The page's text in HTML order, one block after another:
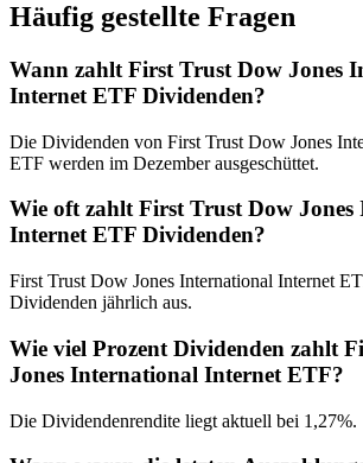
Häufig gestellte Fragen
Wann zahlt First Trust Dow Jones
Internet ETF Dividenden?
Die Dividenden von First Trust Dow Jones
ETF werden im Dezember ausgeschüttet.
Wie oft zahlt First Trust Dow
Internet ETF Dividenden?
First Trust Dow Jones International Internet
Dividenden jährlich aus.
Wie viel Prozent Dividenden zahlt
Jones International Internet ETF?
Die Dividendenrendite liegt aktuell bei 1,27%.